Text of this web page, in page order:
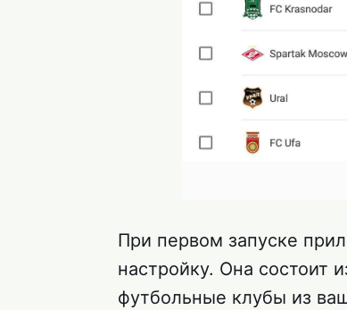
При первом запуске
настройку. Она состоит
футбольные клубы из